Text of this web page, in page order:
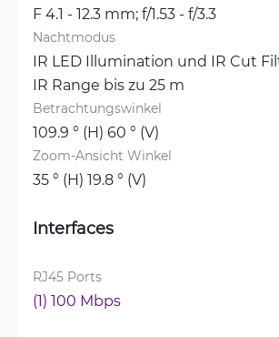
F 4.1 - 12.3 mm; f/1.53 - f/3.3
Nachtmodus
IR LED Illumination und IR Cut
IR Range bis zu 25 m
Betrachtungswinkel
109.9 ° (H) 60 ° (V)
Zoom-Ansicht Winkel
35 ° (H) 19.8 ° (V)
Interfaces
RJ45 Ports
(1) 100 Mbps